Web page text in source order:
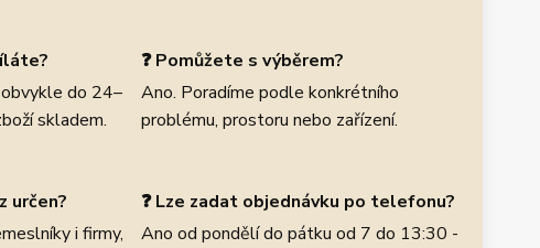
do 24–
skladem.
❓ Pomůžete s výběrem?
Ano. Poradíme podle konkrétního
problému, prostoru nebo zařízení.
určen?
i firmy,
❓ Lze zadat objednávku po telefonu?
Ano od pondělí do pátku od 7 do 13:30 -